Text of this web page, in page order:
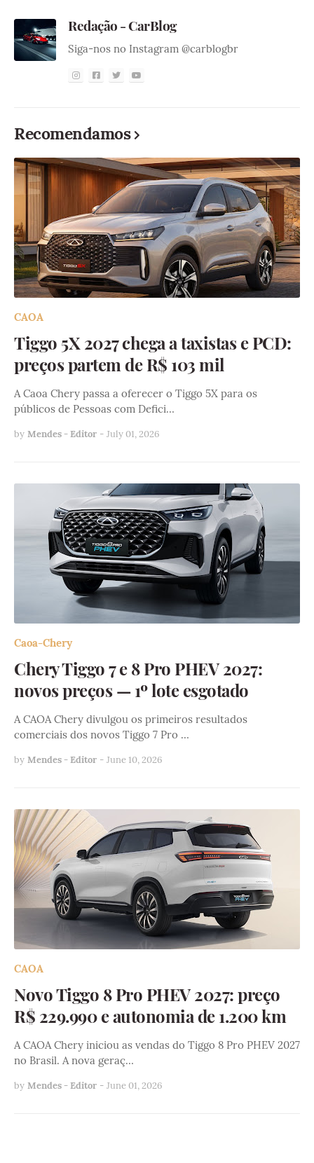
Redação - CarBlog
Siga-nos no Instagram @carblogbr
Recomendamos
CAOA
Tiggo 5X 2027 chega a taxistas e PCD:
preços partem de R$ 103 mil
A Caoa Chery passa a oferecer o Tiggo 5X para os
públicos de Pessoas com Defici…
by Mendes - Editor - July 01, 2026
Caoa-Chery
Chery Tiggo 7 e 8 Pro PHEV 2027:
novos preços — 1º lote esgotado
A CAOA Chery divulgou os primeiros resultados
comerciais dos novos Tiggo 7 Pro …
by Mendes - Editor - June 10, 2026
CAOA
Novo Tiggo 8 Pro PHEV 2027: preço
R$ 229.990 e autonomia de 1.200 km
A CAOA Chery iniciou as vendas do Tiggo 8 Pro PHEV 2027
no Brasil. A nova geraç…
by Mendes - Editor - June 01, 2026